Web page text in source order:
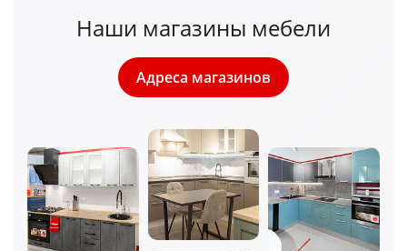
Наши магазины мебели
Адреса магазинов